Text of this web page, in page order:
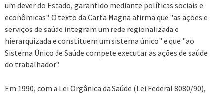
um dever do Estado, garantido mediante políticas sociais e
econômicas". O texto da Carta Magna afirma que "as ações e
serviços de saúde integram um rede regionalizada e
hierarquizada e constituem um sistema único" e que "ao
Sistema Único de Saúde compete executar as ações de saúde
do trabalhador".
Em 1990, com a Lei Orgânica da Saúde (Lei Federal 8080/90),